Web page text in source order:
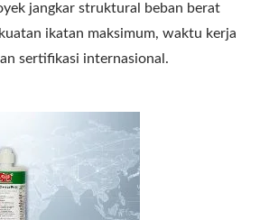
jangkar struktural beban berat
ikatan maksimum, waktu kerja
sertifikasi internasional.